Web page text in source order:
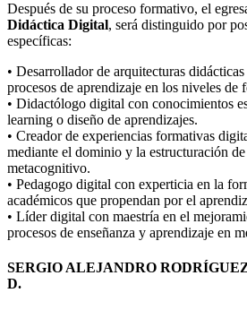
Después de su proceso formativo, el
Didáctica Digital, será distinguido por
específicas:
• Desarrollador de arquitecturas
procesos de aprendizaje en los niveles de
• Didactólogo digital con conocimientos
learning o diseño de aprendizajes.
• Creador de experiencias formativas
mediante el dominio y la estructuración
metacognitivo.
• Pedagogo digital con experticia en la
académicos que propendan por el
• Líder digital con maestría en el
procesos de enseñanza y aprendizaje en
SERGIO ALEJANDRO
D.